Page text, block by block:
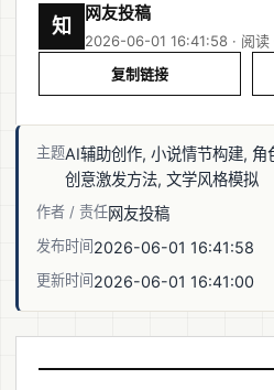
知
网友投稿
2026-06-01 16:41:58 · 阅读
复制链接
主题AI辅助创作, 小说情节构建,
创意激发方法, 文学风格模拟
作者 / 责任网友投稿
发布时间2026-06-01 16:41:58
更新时间2026-06-01 16:41:00